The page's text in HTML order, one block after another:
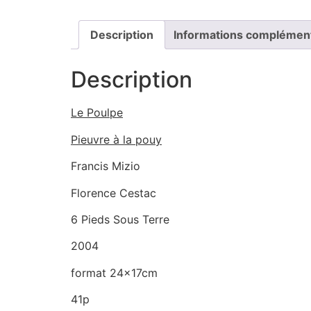
Description Informations
Description
Le Poulpe
Pieuvre à la pouy
Francis Mizio
Florence Cestac
6 Pieds Sous Terre
2004
format 24x17cm
41p